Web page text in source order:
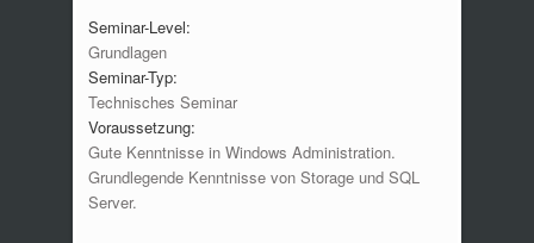
Seminar-Level:
Grundlagen
Seminar-Typ:
Technisches Seminar
Voraussetzung:
Gute Kenntnisse in Windows Administration.
Grundlegende Kenntnisse von Storage und SQL
Server.